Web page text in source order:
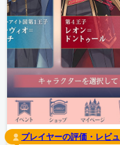
プレイヤーの評価・レビ